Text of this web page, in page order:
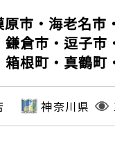
市・海老名市
倉市・逗子市
根町・真鶴町
神奈川県